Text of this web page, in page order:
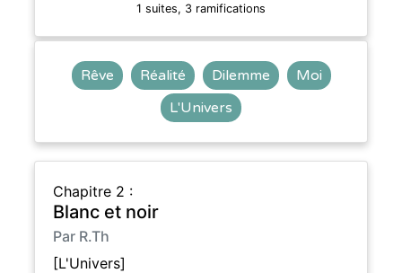
1 suites, 3 ramifications
Rêve Réalité Dilemme
Moi
L'Univers
Chapitre 2 :
Blanc et noir
Par R.Th
[L'Univers]